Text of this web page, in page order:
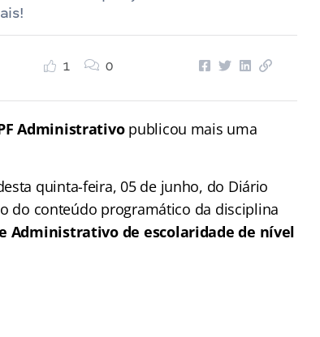
1 0
Administrativopublicou mais uma
quinta-feira, 05 de junho, do Diário
do conteúdo programático da disciplina
Administrativo de escolaridade de nível